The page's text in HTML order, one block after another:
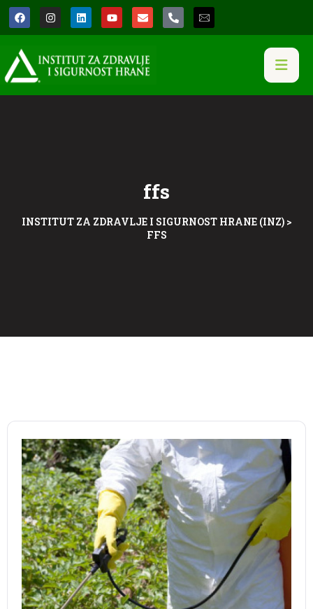
ffs
INSTITUT ZA ZDRAVLJE I SIGURNOST HRANE (INZ)>
FFS